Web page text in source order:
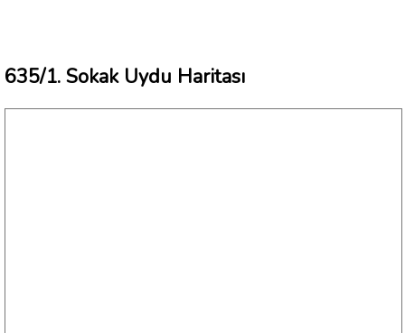
635/1. Sokak Uydu Haritası